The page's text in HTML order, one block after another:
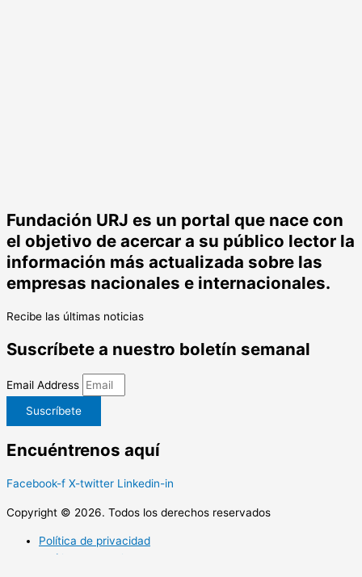
Fundación URJ es un portal que nace con
el objetivo de acercar a su público lector la
información más actualizada sobre las
empresas nacionales e internacionales.
Recibe las últimas noticias
Suscríbete a nuestro boletín semanal
Email Address
Suscríbete
Encuéntrenos aquí
Facebook-f X-twitter Linkedin-in
Copyright © 2026. Todos los derechos reservados
Política de privacidad
Política de cookies